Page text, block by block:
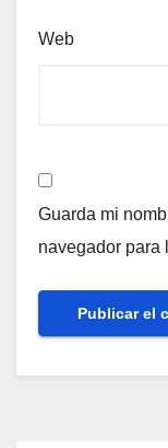
Web
Guarda mi
navegador para